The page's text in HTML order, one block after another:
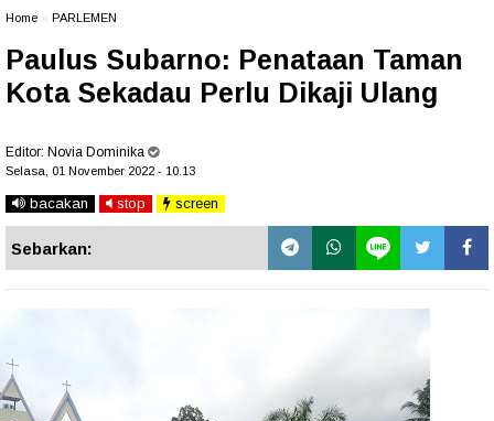
Home PARLEMEN
Paulus Subarno: Penataan Taman
Kota Sekadau Perlu Dikaji Ulang
Editor: Novia Dominika
Selasa, 01 November 2022 - 10.13
bacakan stop screen
Sebarkan: